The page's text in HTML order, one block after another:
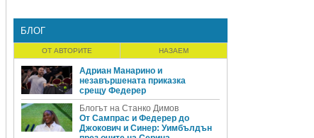
БЛОГ
ОТ АВТОРИТЕ НАЗАЕМ
Адриан Манарино и
незавършената приказка
срещу Федерер
Блогът на Станко Димов
От Сампрас и Федерер до
Джокович и Синер: Уимбълдън